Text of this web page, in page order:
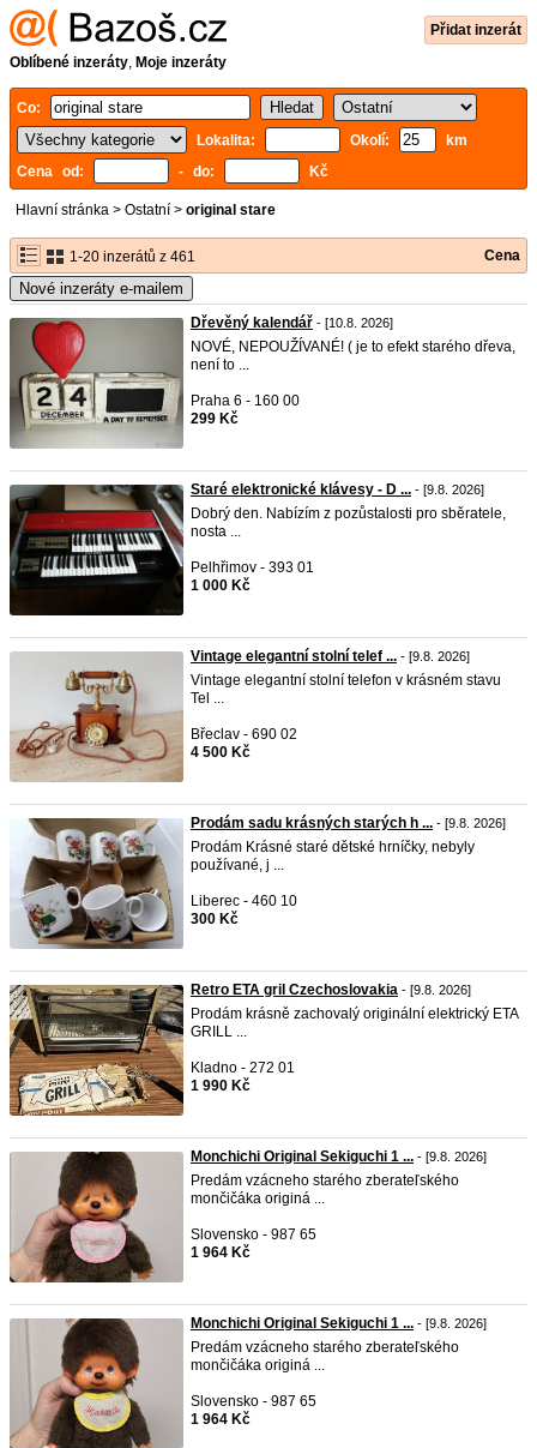
Přidat inzerát
Oblíbené inzeráty, Moje inzeráty
Co:
Lokalita:
Okolí:
km
Cena od:
- do: Kč
Hlavní stránka > Ostatní > original stare
1-20 inzerátů z 461 Cena
Nové inzeráty e-mailem
Dřevěný kalendář - [10.8. 2026]
NOVÉ, NEPOUŽÍVANÉ! ( je to efekt starého dřeva,
není to ...
Praha 6 - 160 00
299 Kč
Staré elektronické klávesy - D ... - [9.8. 2026]
Dobrý den. Nabízím z pozůstalosti pro sběratele,
nosta ...
Pelhřimov - 393 01
1 000 Kč
Vintage elegantní stolní telef ... - [9.8. 2026]
Vintage elegantní stolní telefon v krásném stavu
Tel ...
Břeclav - 690 02
4 500 Kč
Prodám sadu krásných starých h ... - [9.8. 2026]
Prodám Krásné staré dětské hrníčky, nebyly
používané, j ...
Liberec - 460 10
300 Kč
Retro ETA gril Czechoslovakia - [9.8. 2026]
Prodám krásně zachovalý originální elektrický ETA
GRILL ...
Kladno - 272 01
1 990 Kč
Monchichi Original Sekiguchi 1 ... - [9.8. 2026]
Predám vzácneho starého zberateľského
mončičáka originá ...
Slovensko - 987 65
1 964 Kč
Monchichi Original Sekiguchi 1 ... - [9.8. 2026]
Predám vzácneho starého zberateľského
mončičáka originá ...
Slovensko - 987 65
1 964 Kč